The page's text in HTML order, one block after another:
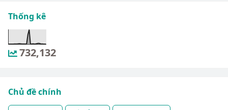
Thống kê
732,132
Chủ đề chính